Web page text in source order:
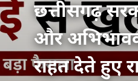
छत्तीसगढ़
और
राहत देते हुए